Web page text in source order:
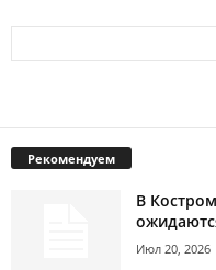
Рекомендуем
В
Июл 20, 2026